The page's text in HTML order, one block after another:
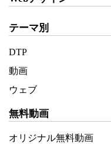
テーマ別
DTP
動画
ウェブ
無料動画
オリジナル無料動画